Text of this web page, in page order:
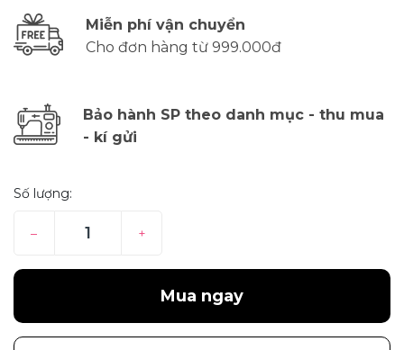
Miễn phí vận chuyển
Cho đơn hàng từ 999.000đ
Bảo hành SP theo danh mục - thu mua
- kí gửi
Số lượng:
– +
Mua ngay